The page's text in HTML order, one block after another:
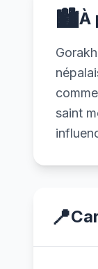
🏙️À
saint
📍